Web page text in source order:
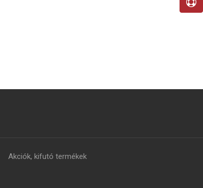
Akciók, kifutó termékek